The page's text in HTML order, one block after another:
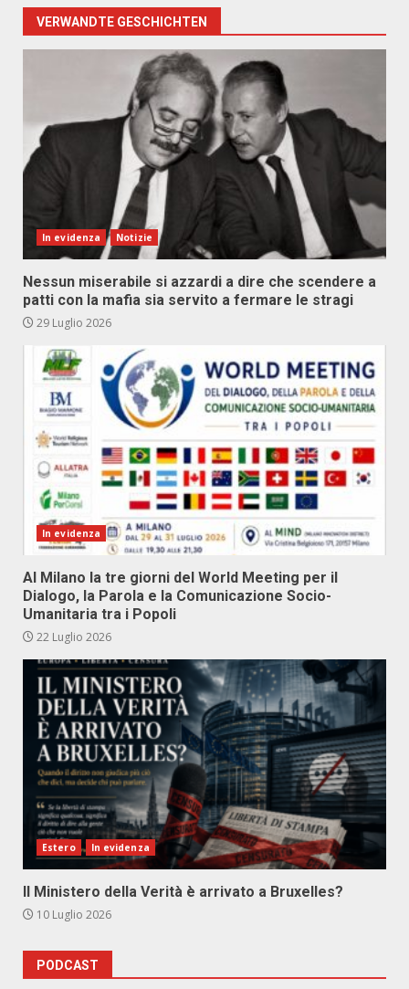
VERWANDTE GESCHICHTEN
In evidenza Notizie
Nessun miserabile si azzardi a dire che scendere a
patti con la mafia sia servito a fermare le stragi
29 Luglio 2026
In evidenza
Al Milano la tre giorni del World Meeting per il
Dialogo, la Parola e la Comunicazione Socio-
Umanitaria tra i Popoli
22 Luglio 2026
Estero In evidenza
Il Ministero della Verità è arrivato a Bruxelles?
10 Luglio 2026
PODCAST